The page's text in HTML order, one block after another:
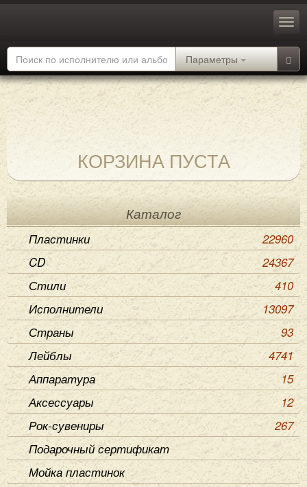
Параметры
КОРЗИНА ПУСТА
Каталог
Пластинки
22960
CD
24367
Стили
410
Исполнители
13097
Страны
93
Лейблы
4741
Аппаратура
15
Аксессуары
12
Рок-сувениры
267
Подарочный сертификат
Мойка пластинок